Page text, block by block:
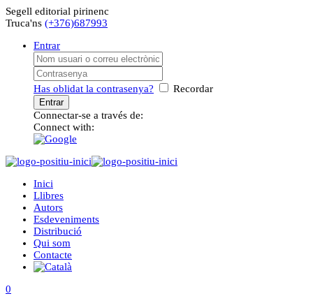
Segell editorial pirinenc
Truca'ns (+376)687993
Entrar
Has oblidat la contrasenya? Recordar
Connectar-se a través de:
Connect with:
Inici
Llibres
Autors
Esdeveniments
Distribució
Qui som
Contacte
0